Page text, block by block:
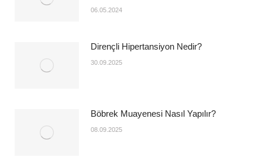
06.05.2024
Dirençli Hipertansiyon Nedir?
30.09.2025
Böbrek Muayenesi Nasıl Yapılır?
08.09.2025